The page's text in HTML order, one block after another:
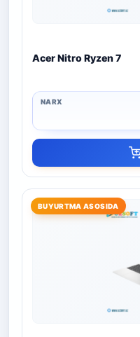
Acer Nitro Ryzen 7
BUYURTMA ASOSIDA